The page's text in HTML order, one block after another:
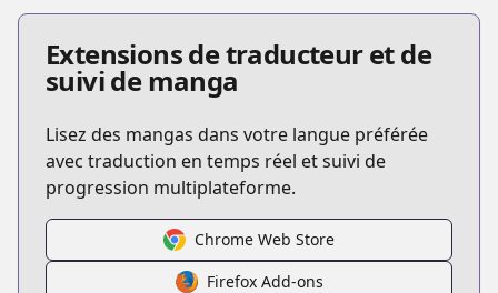
Extensions de traducteur et de
suivi de manga
Lisez des mangas dans votre langue préférée
avec traduction en temps réel et suivi de
progression multiplateforme.
Chrome Web Store
Firefox Add-ons